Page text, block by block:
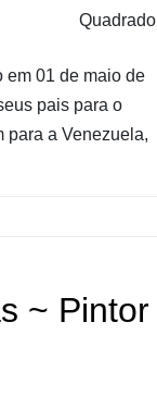
Quadrado
em 01 de maio de
pais para o
para a Venezuela,
~ Pintor